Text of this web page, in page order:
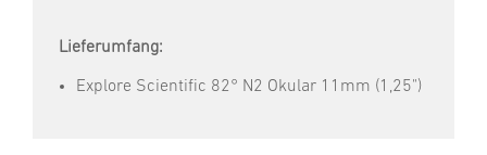
Lieferumfang:
Explore Scientific 82° N2 Okular 11mm (1,25")